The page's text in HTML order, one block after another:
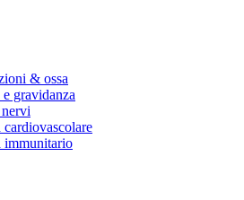
& ossa
gravidanza
cardiovascolare
immunitario